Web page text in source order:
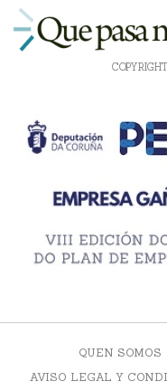
QUEN SOMOS
AVISO LEGAL Y